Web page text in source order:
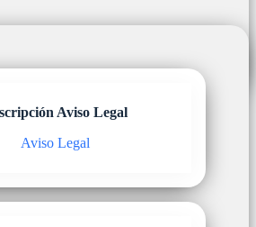
Aviso Legal
Aviso Legal